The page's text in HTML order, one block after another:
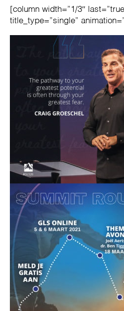
[column width=”1/3″
title_type=”single”